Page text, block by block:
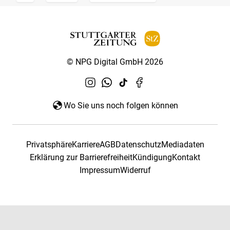
© NPG Digital GmbH 2026
Wo Sie uns noch folgen können
PrivatsphäreKarriereAGBDatenschutzMediadaten
Erklärung zur BarrierefreiheitKündigungKontakt
ImpressumWiderruf